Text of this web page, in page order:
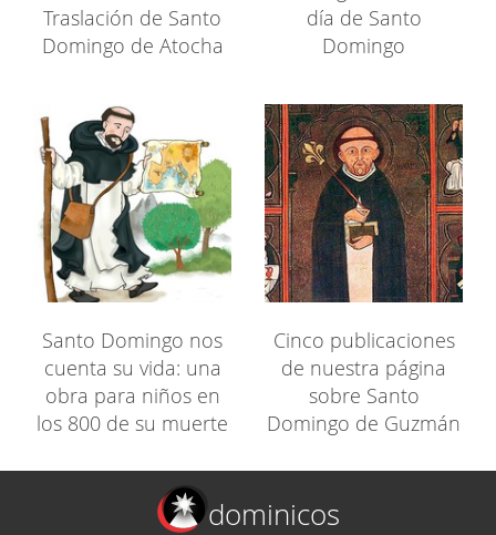
Traslación de Santo
Domingo de Atocha
día de Santo
Domingo
Santo Domingo nos
cuenta su vida: una
obra para niños en
los 800 de su muerte
Cinco publicaciones
de nuestra página
sobre Santo
Domingo de Guzmán
dominicos